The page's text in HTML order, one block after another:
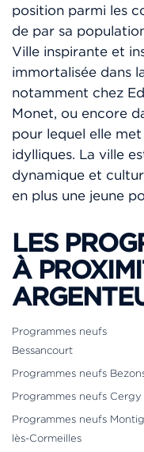
position parmi les
de par sa
Ville inspirante et
immortalisée dans
notamment chez
Monet, ou encore
pour lequel elle
idylliques. La ville
dynamique et
en plus une jeune
LES
À
Programmes neufs
Bessancourt
Programmes neufs
Programmes neufs Cergy
Programmes neufs
lès-Cormeilles